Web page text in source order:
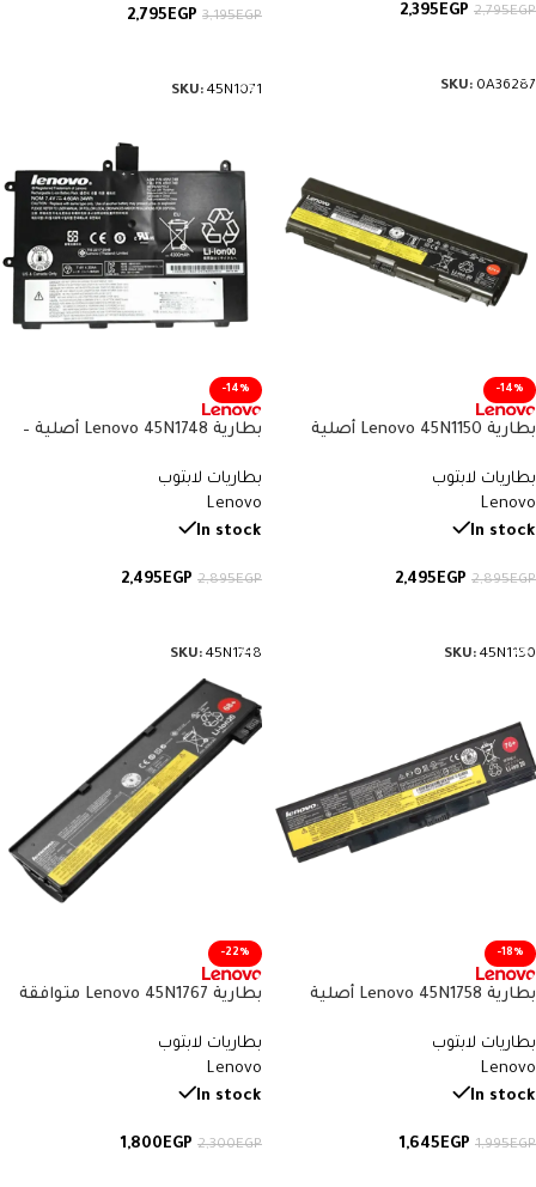
2,795EGP
2,395EGP
SKU: 0A36287
3,195EGP
2,795EGP
SKU: 45N1071
-14%
بطارية Lenovo 45N1150 أصلية
وT540p – سعة 57 واط/ساعة
بطاريات لابتوب
Lenovo
In stock
2,895EGP
2,495EGP
SKU: 45N1150
-14%
بطارية Lenovo 45N1748 أصلية –
واط/ساعة
بطاريات لابتوب
Lenovo
In stock
2,895EGP
2,495EGP
SKU: 45N1748
-18%
بطارية Lenovo 45N1758 أصلية
وE560 – سعة 48 واط/ساعة
بطاريات لابتوب
Lenovo
In stock
1,995EGP
1,645EGP
-22%
بطارية Lenovo 45N1767 متوافقة
سعة 24 واط/ساعة
بطاريات لابتوب
Lenovo
In stock
2,300EGP
1,800EGP